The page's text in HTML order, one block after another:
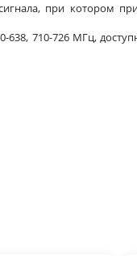
при котором
710-726 МГц,